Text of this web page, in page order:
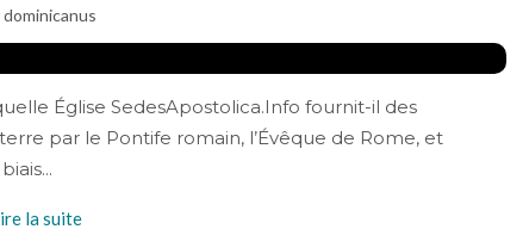
dominicanus
Église SedesApostolica.Info fournit-il des
par le Pontife romain, l’Évêque de Rome, et
la suite